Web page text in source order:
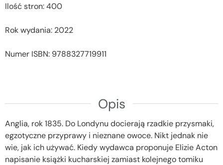
Ilość stron: 400
Rok wydania: 2022
Numer ISBN: 9788327719911
Opis
Anglia, rok 1835. Do Londynu docierają rzadkie przysmaki,
egzotyczne przyprawy i nieznane owoce. Nikt jednak nie
wie, jak ich używać. Kiedy wydawca proponuje Elizie Acton
napisanie książki kucharskiej zamiast kolejnego tomiku